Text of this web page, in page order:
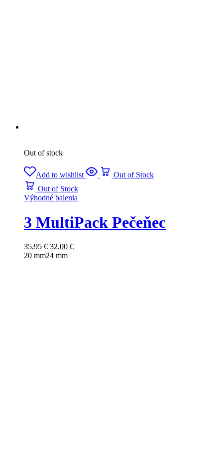
Out of stock
Add to wishlist
Out of Stock
Out of Stock
Výhodné balenia
3 MultiPack Pečeňec
35,95€ 32,00 €
20 mm24 mm